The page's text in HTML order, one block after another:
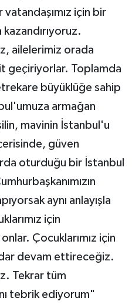
için bir
ailelerimiz orada
geçiriyorlar. Toplamda
büyüklüğe sahip
armağan
mavinin İstanbul'u
güven
oturduğu bir İstanbul
aynı anlayışla
için
Çocuklarımız için
devam ettireceğiz.
Tekrar tüm
tebrik ediyorum"